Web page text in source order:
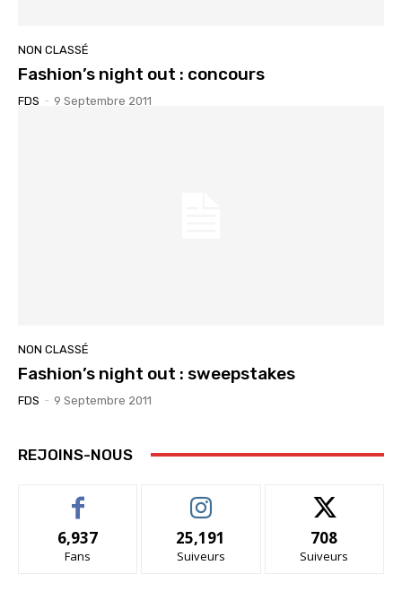
NON CLASSÉ
Fashion’s night out : concours
FDS - 9 Septembre 2011
NON CLASSÉ
Fashion’s night out : sweepstakes
FDS - 9 Septembre 2011
REJOINS-NOUS
6,937
Fans
25,191
Suiveurs
708
Suiveurs